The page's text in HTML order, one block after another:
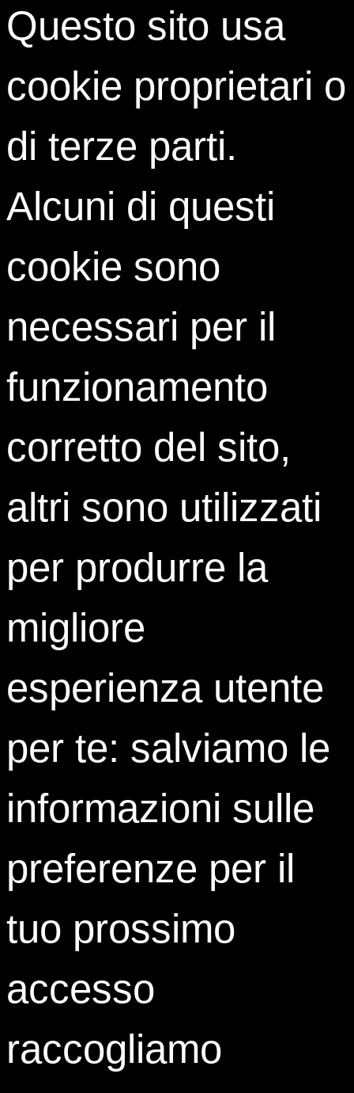
Di Maurizio Guandalini, Victor Uckmar
Mondadori Education, 2010
ACQUISTA
In tempi di crisi economica e finanziaria il Med-Golfo è
visto come la frontiera del nuovo rinascimento globale.
progressivamente si sono aperti al mercato mondiale. Si
parla da tempo di un’area di libero scambio commerciale,
gli atti concreti. Un Sistema Paese che funziona deve
investire prima sulla conoscenza e poi entrare in tutta
te.
Tag: terra promessa
Questo sito usa
cookie proprietari o
di terze parti.
Alcuni di questi
cookie sono
necessari per il
funzionamento
corretto del sito,
altri sono utilizzati
per produrre la
migliore
esperienza utente
per te: salviamo le
informazioni sulle
preferenze per il
tuo prossimo
accesso
raccogliamo